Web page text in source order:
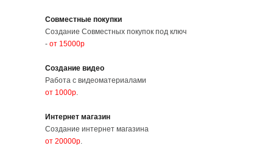
Совместные покупки
Создание Совместных покупок под ключ
- от 15000р
Создание видео
Работа с видеоматериалами
от 1000р
Интернет магазин
Создание интернет магазина
от 20000р